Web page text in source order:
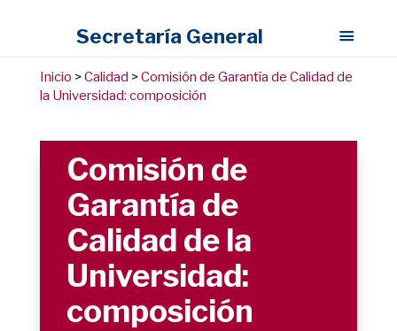
Secretaría General
Inicio >Calidad >Comisión de Garantía de Calidad de
la Universidad: composición
Comisión de
Garantía de
Calidad de la
Universidad:
composición